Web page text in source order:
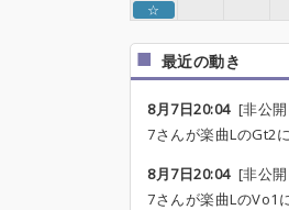
☆
最近の動き
8月7日20:04[非公開
7さんが楽曲LのGt2
8月7日20:04[非公開
7さんが楽曲LのVo1